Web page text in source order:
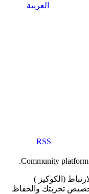
العربية
RSS
Community
(الكوكيز )
تجربتك والحفاظ